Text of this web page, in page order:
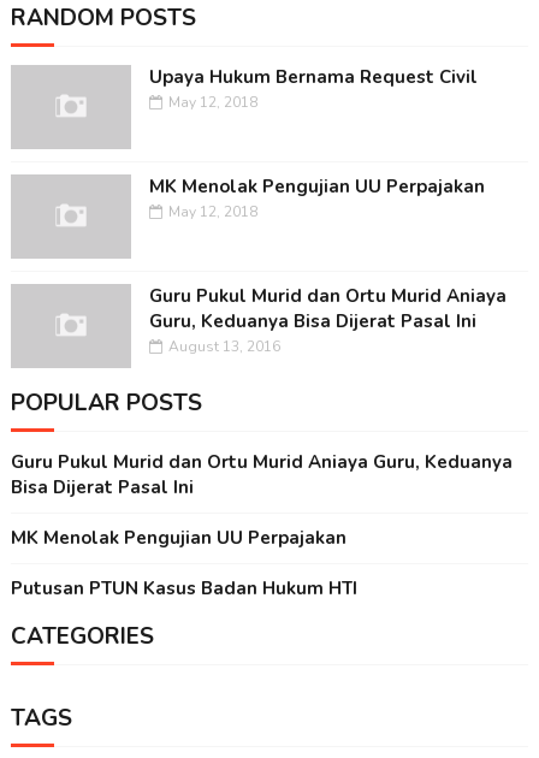
RANDOM POSTS
Upaya Hukum Bernama Request Civil
May 12, 2018
MK Menolak Pengujian UU Perpajakan
May 12, 2018
Guru Pukul Murid dan Ortu Murid Aniaya
Guru, Keduanya Bisa Dijerat Pasal Ini
August 13, 2016
POPULAR POSTS
Guru Pukul Murid dan Ortu Murid Aniaya Guru, Keduanya
Bisa Dijerat Pasal Ini
MK Menolak Pengujian UU Perpajakan
Putusan PTUN Kasus Badan Hukum HTI
CATEGORIES
TAGS